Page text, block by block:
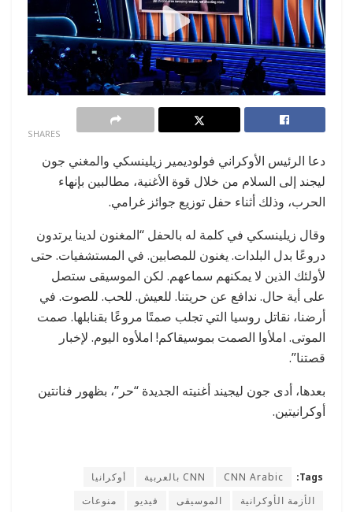
SHARES
دعا الرئيس الأوكراني فولوديمير زيلينسكي والمغني جون
ليجند إلى السلام من خلال قوة الأغنية، مطالبين بإنهاء
الحرب، وذلك أثناء حفل توزيع جوائز غرامي.
وقال زيلينسكي في كلمة له بالحفل “المغنون لدينا يرتدون
دروعًا بدل البلدات. يغنون للمصابين. في المستشفيات. حتى
لأولئك الذين لا يمكنهم سماعهم. لكن الموسيقى ستصل
على أية حال. ندافع عن حريتنا. للعيش. للحب. للصوت. في
أرضنا، نقاتل روسيا التي تجلب صمتًا مروعًا بقنابلها. صمت
الموتى. املأوا الصمت بموسيقاكم! املأوه اليوم. لإخبار
قصتنا”.
بعدها، أدى جون ليجيند أغنيته الجديدة “حر”، بظهور فنانتين
أوكرانيتين.
Tags:
CNN Arabic CNN بالعربية
أوكرانيا
الأزمة الأوكرانية
الموسيقى فيديو منوعات